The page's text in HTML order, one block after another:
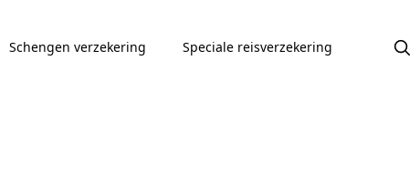
Schengen verzekering Speciale reisverzekering